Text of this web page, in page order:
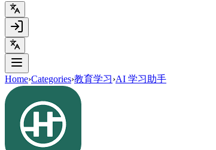
Home›Categories›教育学习›AI 学习助手